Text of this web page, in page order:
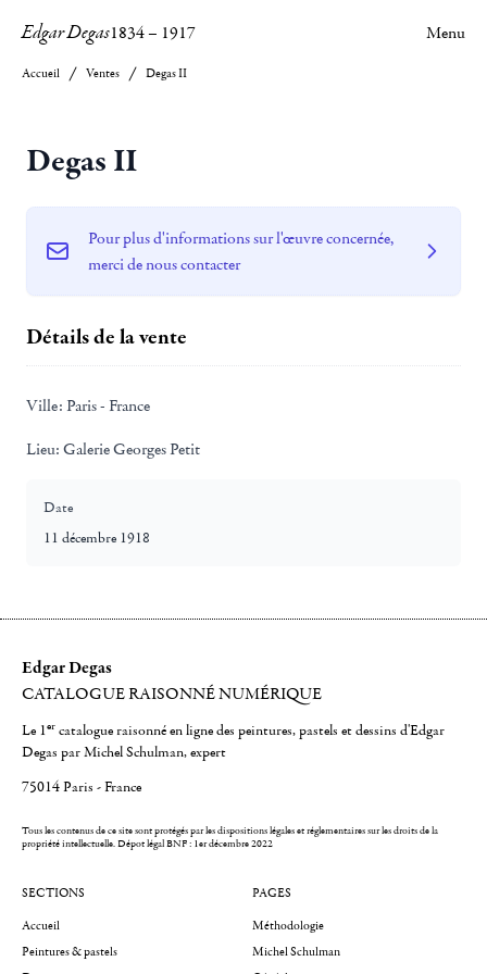
Edgar Degas1834– 1917 Menu
Accueil Ventes Degas II
Degas II
Pour plus d'informations sur l'œuvre concernée,
merci de nous contacter
Détails de la vente
Ville: Paris - France
Lieu: Galerie Georges Petit
Date
11 décembre 1918
Edgar Degas
CATALOGUE RAISONNÉ NUMÉRIQUE
Le 1er catalogue raisonné en ligne des peintures, pastels et dessins d'Edgar
Degas par Michel Schulman, expert
75014 Paris - France
Tous les contenus de ce site sont protégés par les dispositions légales et réglementaires sur les droits de la
propriété intellectuelle.Dépot légal BNF : 1er décembre 2022
SECTIONS
Accueil
Peintures & pastels
PAGES
Méthodologie
Michel Schulman